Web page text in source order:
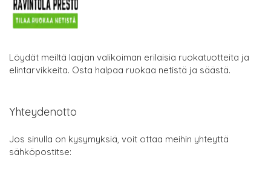
Löydät meiltä laajan valikoiman erilaisia ruokatuotteita ja
elintarvikkeita. Osta halpaa ruokaa netistä ja säästä.
Yhteydenotto
Jos sinulla on kysymyksiä, voit ottaa meihin yhteyttä
sähköpostitse: